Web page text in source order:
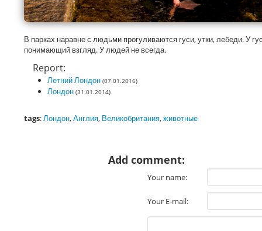
В парках наравне с людьми прогуливаются гуси, утки, лебеди. У
понимающий взгляд. У людей не всегда.
Report:
Летний Лондон (07.01.2016)
Лондон (31.01.2014)
tags:Лондон,Англия, Великобритания,животные
Add comment:
Your name:
Your E-mail: